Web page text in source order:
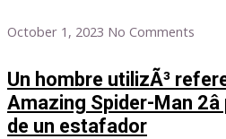
October 1, 2023 No Comments
Un hombre utilizÃ³
Amazing Spider-Man
de un estafador